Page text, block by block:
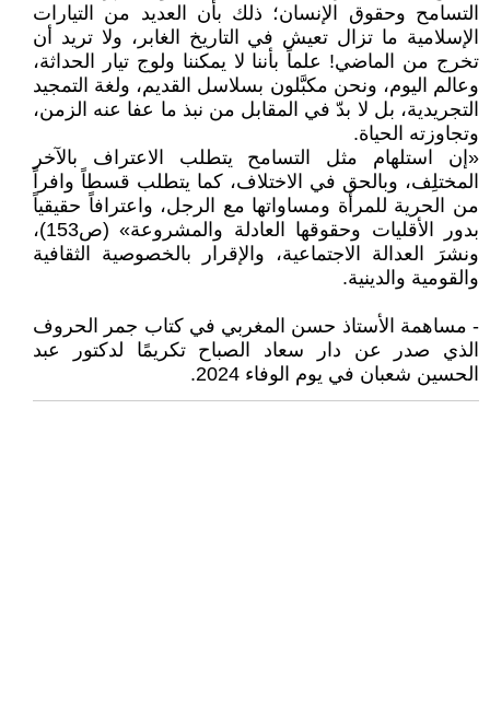
التسامح وحقوق الإنسان؛ ذلك بأن العديد من التيارات
الإسلامية ما تزال تعيش في التاريخ الغابر، ولا تريد أن
تخرج من الماضي! علماً بأننا لا يمكننا ولوج تيار الحداثة،
وعالم اليوم، ونحن مكبَّلون بسلاسل القديم، ولغة التمجيد
التجريدية، بل لا بدّ في المقابل من نبذ ما عفا عنه الزمن،
وتجاوزته الحياة.
«إن استلهام مثل التسامح يتطلب الاعتراف بالآخر
المختلِف، وبالحق في الاختلاف، كما يتطلب قسطاً وافراً
من الحرية للمرأة ومساواتها مع الرجل، واعترافاً حقيقياً
بدور الأقليات وحقوقها العادلة والمشروعة» (ص153)،
ونشرَ العدالة الاجتماعية، والإقرار بالخصوصية الثقافية
والقومية والدينية.
- مساهمة الأستاذ حسن المغربي في كتاب جمر الحروف
الذي صدر عن دار سعاد الصباح تكريمًا لدكتور عبد
الحسين شعبان في يوم الوفاء 2024.